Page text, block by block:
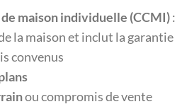
maison individuelle (CCMI):
la maison et inclut la garantie
convenus
ou compromis de vente